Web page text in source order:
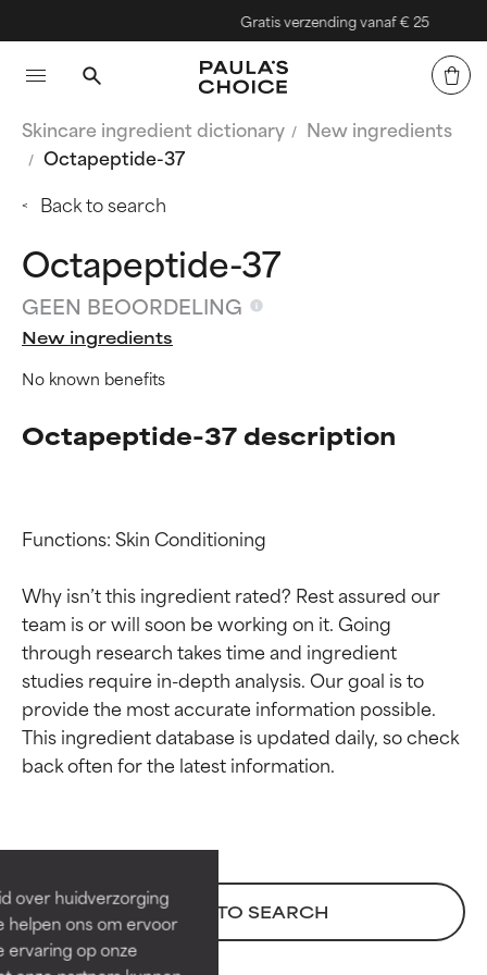
over huidverzorging
helpen ons om ervoor
ervaring op onze
Gratis verzending vanaf € 25
Skincare ingredient dictionary
New ingredients
Octapeptide-37
Back to search
Octapeptide-37
GEEN BEOORDELING
New ingredients
No known benefits
Octapeptide-37 description
Functions: Skin Conditioning
Why isn’t this ingredient rated? Rest assured our
team is or will soon be working on it. Going
through research takes time and ingredient
studies require in-depth analysis. Our goal is to
provide the most accurate information possible.
This ingredient database is updated daily, so check
BACK TO SEARCH
Beoordelingen van
Bewezen en ondersteund door
onafhankelijk onderzoek.
Uitstekend actief ingrediënt
voor de meeste huidtypen of
Beoordelingen van
Bewezen en ondersteund door
onafhankelijk onderzoek.
Uitstekend actief ingrediënt
voor de meeste huidtypen of